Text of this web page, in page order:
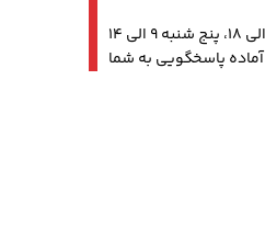
آماده پاسخگویی به شما